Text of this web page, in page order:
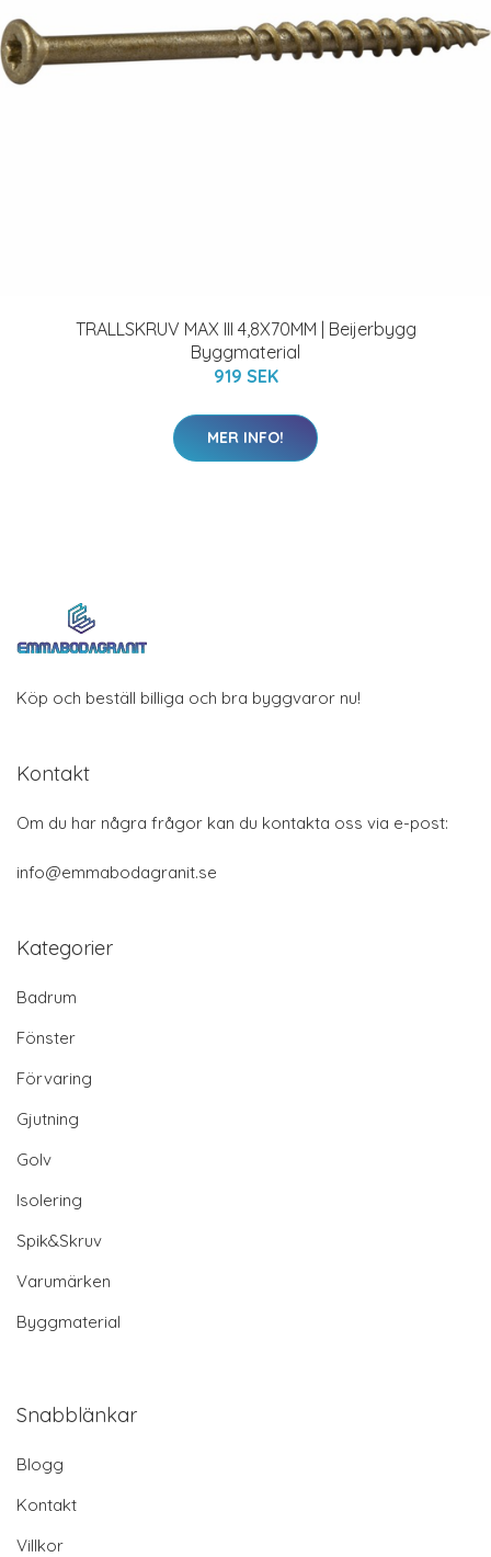
TRALLSKRUV MAX III 4,8X70MM | Beijerbygg
Byggmaterial
919 SEK
MER INFO!
Köp och beställ billiga och bra byggvaror nu!
Kontakt
Om du har några frågor kan du kontakta oss via e-post:
info@emmabodagranit.se
Kategorier
Badrum
Fönster
Förvaring
Gjutning
Golv
Isolering
Spik&Skruv
Varumärken
Byggmaterial
Snabblänkar
Blogg
Kontakt
Villkor